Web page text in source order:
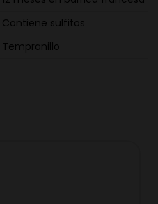
Contiene sulfitos
Tempranillo